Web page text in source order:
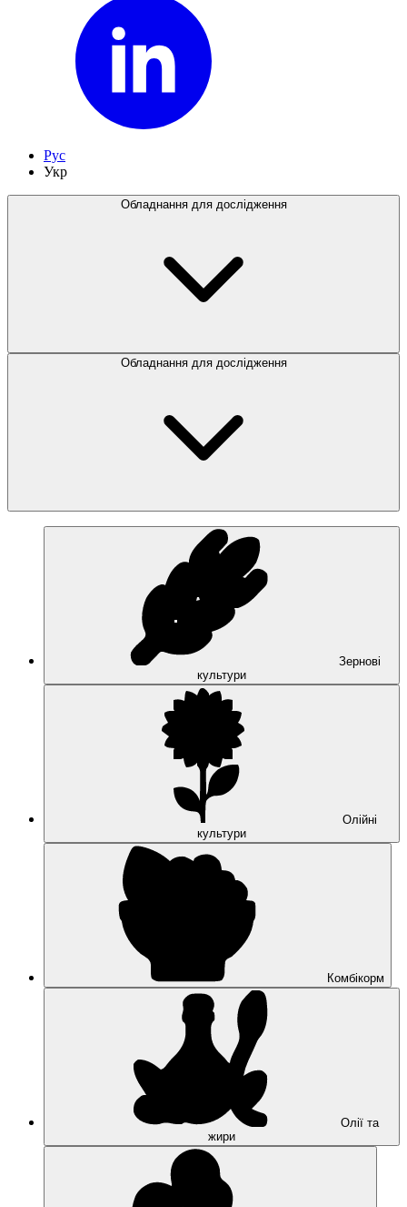
Рус
Укр
Обладнання для дослідження
Обладнання для дослідження
Зернові
культури
Олійні
культури
Комбікорм
Олії та
жири